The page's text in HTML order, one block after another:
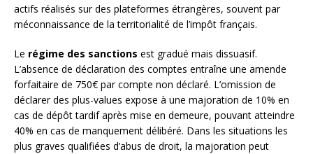
actifs réalisés sur des plateformes étrangères, souvent par
méconnaissance de la territorialité de l’impôt français.
Le régime des sanctions est gradué mais dissuasif.
L’absence de déclaration des comptes entraîne une amende
forfaitaire de 750€ par compte non déclaré. L’omission de
déclarer des plus-values expose à une majoration de 10% en
cas de dépôt tardif après mise en demeure, pouvant atteindre
40% en cas de manquement délibéré. Dans les situations les
plus graves qualifiées d’abus de droit, la majoration peut